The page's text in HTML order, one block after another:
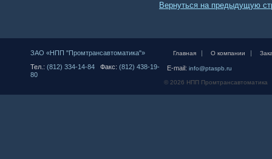
Вернуться на предыдущую
ЗАО «НПП "Промтрансавтоматика"»
Тел.: (812) 334-14-84 Факс: (812) 438-19-
80
Главная | О компании |
E-mail: info@ptaspb.ru
© 2026 НПП Промтрансавтоматика